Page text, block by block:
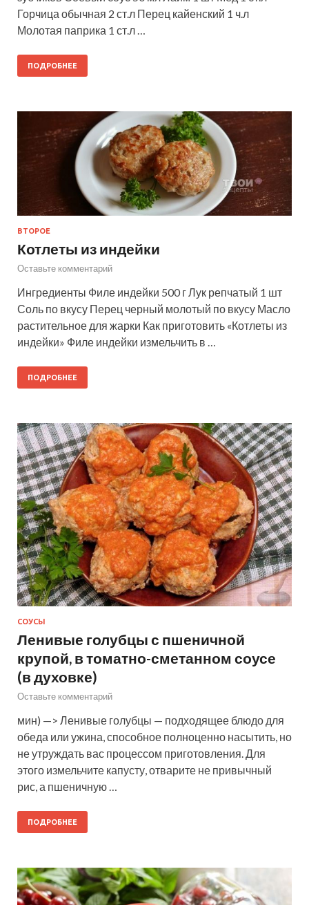
Горчица обычная 2 ст.л Перец кайенский 1 ч.л
Молотая паприка 1 ст.л …
ПОДРОБНЕЕ
ВТОРОЕ
Котлеты из индейки
Оставьте комментарий
Ингредиенты Филе индейки 500 г Лук репчатый 1 шт
Соль по вкусу Перец черный молотый по вкусу Масло
растительное для жарки Как приготовить «Котлеты из
индейки» Филе индейки измельчить в …
ПОДРОБНЕЕ
СОУСЫ
Ленивые голубцы с пшеничной
крупой, в томатно-сметанном соусе
(в духовке)
Оставьте комментарий
мин) —> Ленивые голубцы — подходящее блюдо для
обеда или ужина, способное полноценно насытить, но
не утруждать вас процессом приготовления. Для
этого измельчите капусту, отварите не привычный
рис, а пшеничную …
ПОДРОБНЕЕ